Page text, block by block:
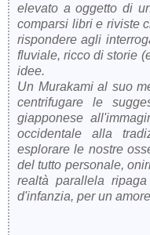
elevato a oggetto di
comparsi libri e riviste
rispondere agli
fluviale, ricco di storie
idee.
Un Murakami al suo
centrifugare le
giapponese
occidentale alla
esplorare le nostre
del tutto personale,
realtà parallela
d'infanzia, per un